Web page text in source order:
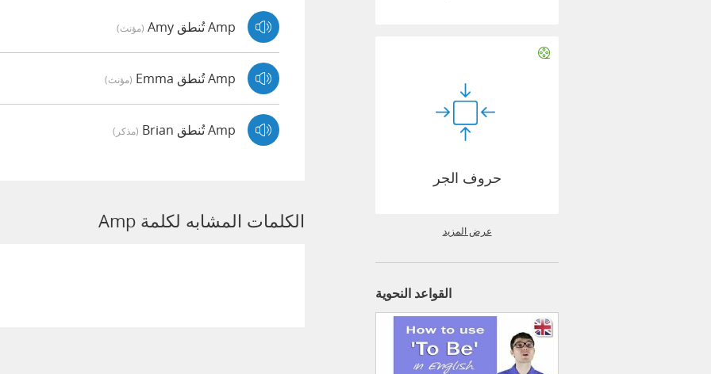
Amp تُنطق Amy (مؤنث)
Amp تُنطق Emma (مؤنث)
Amp تُنطق Brian (مذكر)
الكلمات المشابه لكلمة Amp
حروف الجر
عرض المزيد
القواعد النحوية